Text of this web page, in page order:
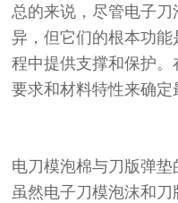
总的来说，尽管电子
异，但它们的根本功
程中提供支撑和保护
要求和材料特性来确定
电刀模泡棉与刀版弹垫
虽然电子刀模泡沫和